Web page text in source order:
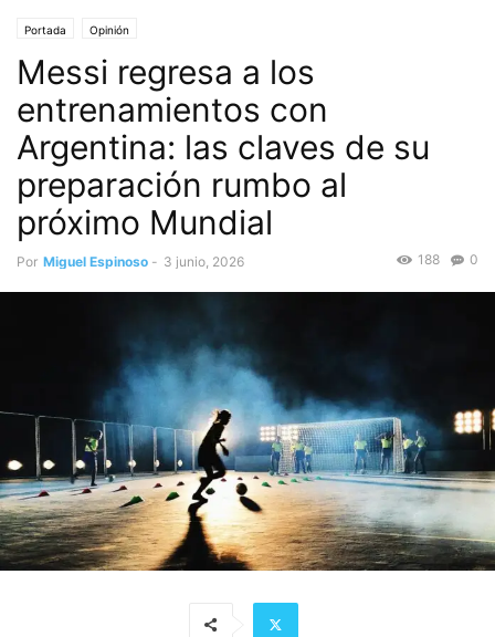
Portada Opinión
Messi regresa a los
entrenamientos con
Argentina: las claves de su
preparación rumbo al
próximo Mundial
Por Miguel Espinoso - 3 junio, 2026 0
188